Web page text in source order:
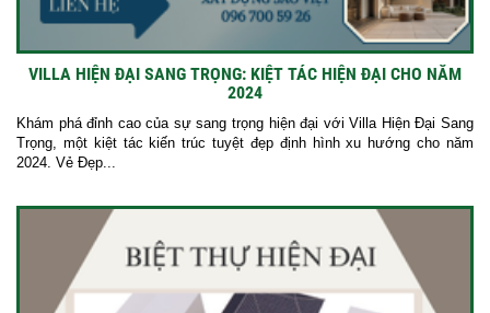
VILLA HIỆN ĐẠI SANG TRỌNG: KIỆT TÁC HIỆN ĐẠI CHO NĂM
2024
Khám phá đỉnh cao của sự sang trọng hiện đại với Villa Hiện Đại Sang
Trọng, một kiệt tác kiến trúc tuyệt đẹp định hình xu hướng cho năm
2024. Vẻ Đẹp...